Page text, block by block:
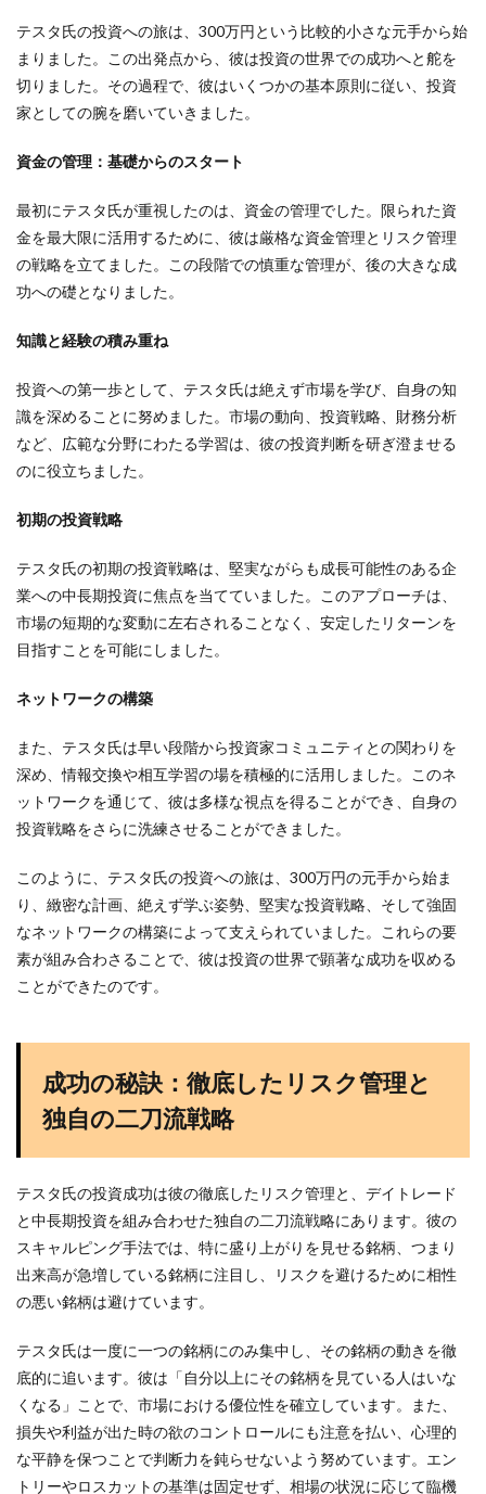
テスタ氏の投資への旅は、300万円という比較的小さな元手から始
まりました。この出発点から、彼は投資の世界での成功へと舵を
切りました。その過程で、彼はいくつかの基本原則に従い、投資
家としての腕を磨いていきました。
資金の管理：基礎からのスタート
最初にテスタ氏が重視したのは、資金の管理でした。限られた資
金を最大限に活用するために、彼は厳格な資金管理とリスク管理
の戦略を立てました。この段階での慎重な管理が、後の大きな成
功への礎となりました。
知識と経験の積み重ね
投資への第一歩として、テスタ氏は絶えず市場を学び、自身の知
識を深めることに努めました。市場の動向、投資戦略、財務分析
など、広範な分野にわたる学習は、彼の投資判断を研ぎ澄ませる
のに役立ちました。
初期の投資戦略
テスタ氏の初期の投資戦略は、堅実ながらも成長可能性のある企
業への中長期投資に焦点を当てていました。このアプローチは、
市場の短期的な変動に左右されることなく、安定したリターンを
目指すことを可能にしました。
ネットワークの構築
また、テスタ氏は早い段階から投資家コミュニティとの関わりを
深め、情報交換や相互学習の場を積極的に活用しました。このネ
ットワークを通じて、彼は多様な視点を得ることができ、自身の
投資戦略をさらに洗練させることができました。
このように、テスタ氏の投資への旅は、300万円の元手から始ま
り、緻密な計画、絶えず学ぶ姿勢、堅実な投資戦略、そして強固
なネットワークの構築によって支えられていました。これらの要
素が組み合わさることで、彼は投資の世界で顕著な成功を収める
ことができたのです。
成功の秘訣：徹底したリスク管理と
独自の二刀流戦略
テスタ氏の投資成功は彼の徹底したリスク管理と、デイトレード
と中長期投資を組み合わせた独自の二刀流戦略にあります。彼の
スキャルピング手法では、特に盛り上がりを見せる銘柄、つまり
出来高が急増している銘柄に注目し、リスクを避けるために相性
の悪い銘柄は避けています。
テスタ氏は一度に一つの銘柄にのみ集中し、その銘柄の動きを徹
底的に追います。彼は「自分以上にその銘柄を見ている人はいな
くなる」ことで、市場における優位性を確立しています。また、
損失や利益が出た時の欲のコントロールにも注意を払い、心理的
な平静を保つことで判断力を鈍らせないよう努めています。エン
トリーやロスカットの基準は固定せず、相場の状況に応じて臨機